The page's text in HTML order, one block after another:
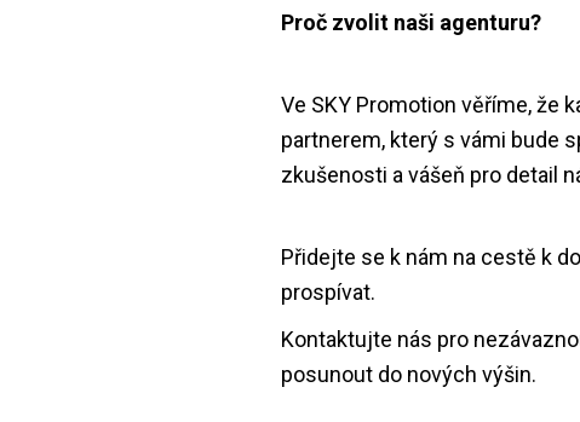
Proč zvolit naši agenturu?
Ve SKY Promotion věříme, že
partnerem, který s vámi bude
zkušenosti a vášeň pro detail
Přidejte se k nám na cestě k
prospívat.
Kontaktujte nás pro
posunout do nových výšin.